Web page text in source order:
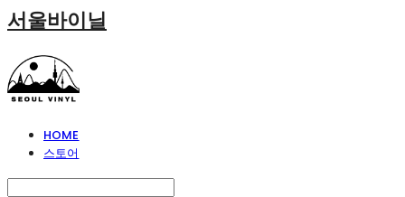
서울바이닐
HOME
스토어